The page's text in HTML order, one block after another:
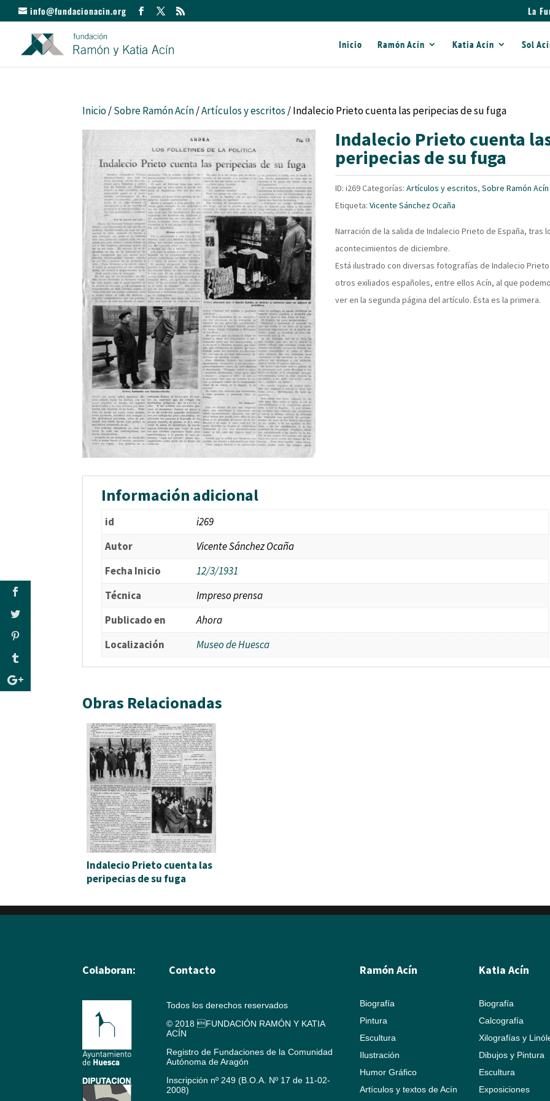
info@fundacionacin.org La
Inicio Ramón Acín Katia Acín Sol
Inicio/Sobre Ramón Acín/Artículos y escritos / Indalecio Prieto cuenta las peripecias de su fuga
Indalecio Prieto cuenta
peripecias de su fuga
ID:i269Categorías:Artículos y escritos,Sobre Ramón Acín
Etiqueta:Vicente Sánchez Ocaña
Narración de la salida de Indalecio Prieto de España, tras
acontecimientos de diciembre.
Está ilustrado con diversas fotografías de Indalecio
otros exiliados españoles, entre ellos Acín, al que
ver en la segunda página del artículo. Ésta es la primera.
Información adicional
id
i269
Autor
Vicente Sánchez Ocaña
Fecha Inicio
12/3/1931
Técnica
Impreso prensa
Publicado en
Ahora
Localización
Museo de Huesca
Obras Relacionadas
Indalecio Prieto cuenta las
peripecias de su fuga
Colaboran: Contacto
Todos los derechos reservados
© 2018 FUNDACIÓN RAMÓN Y KATIA
ACÍN
Registro de Fundaciones de la Comunidad
Autónoma de Aragón
Inscripción nº 249 (B.O.A. Nº 17 de 11-02-
2008)
Ramón Acín
Biografía
Pintura
Escultura
Ilustración
Humor Gráfico
Artículos y textos de Acín
Katia Acín
Biografía
Calcografía
Xilografías y
Dibujos y Pintura
Escultura
Exposiciones